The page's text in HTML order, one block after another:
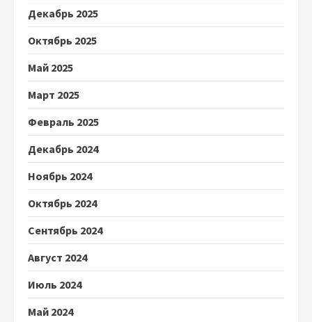
Декабрь 2025
Октябрь 2025
Май 2025
Март 2025
Февраль 2025
Декабрь 2024
Ноябрь 2024
Октябрь 2024
Сентябрь 2024
Август 2024
Июль 2024
Май 2024